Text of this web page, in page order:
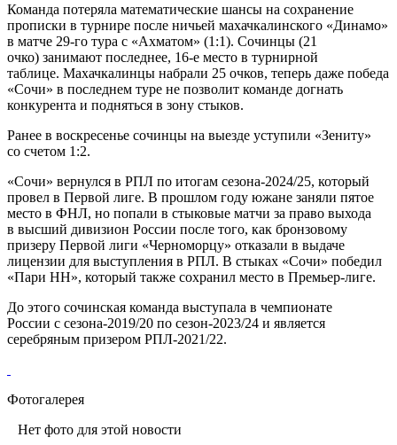
Команда потеряла математические шансы на сохранение
прописки в турнире после ничьей махачкалинского «Динамо»
в матче 29-го тура с «Ахматом» (1:1). Сочинцы (21
очко) занимают последнее, 16-е место в турнирной
таблице. Махачкалинцы набрали 25 очков, теперь даже победа
«Сочи» в последнем туре не позволит команде догнать
конкурента и подняться в зону стыков.
Ранее в воскресенье сочинцы на выезде уступили «Зениту»
со счетом 1:2.
«Сочи» вернулся в РПЛ по итогам сезона-2024/25, который
провел в Первой лиге. В прошлом году южане заняли пятое
место в ФНЛ, но попали в стыковые матчи за право выхода
в высший дивизион России после того, как бронзовому
призеру Первой лиги «Черноморцу» отказали в выдаче
лицензии для выступления в РПЛ. В стыках «Сочи» победил
«Пари НН», который также сохранил место в Премьер-лиге.
До этого сочинская команда выступала в чемпионате
России с сезона-2019/20 по сезон-2023/24 и является
серебряным призером РПЛ-2021/22.
Фотогалерея
Нет фото для этой новости